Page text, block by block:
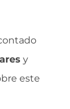
y
este